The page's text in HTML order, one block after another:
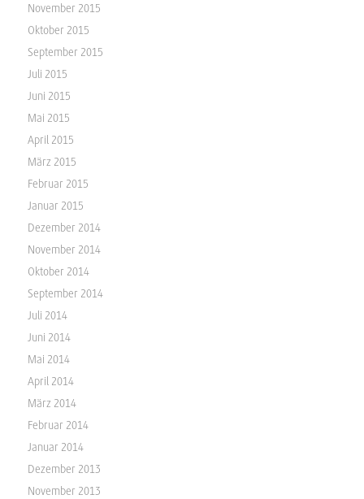
November 2015
Oktober 2015
September 2015
Juli 2015
Juni 2015
Mai 2015
April 2015
März 2015
Februar 2015
Januar 2015
Dezember 2014
November 2014
Oktober 2014
September 2014
Juli 2014
Juni 2014
Mai 2014
April 2014
März 2014
Februar 2014
Januar 2014
Dezember 2013
November 2013